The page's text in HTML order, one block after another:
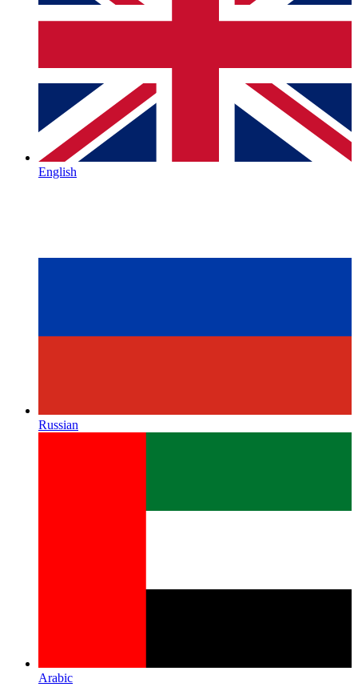
English
Russian
Arabic